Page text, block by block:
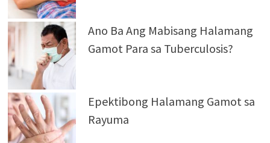
Ano Ba Ang Mabisang Halamang
Gamot Para sa Tuberculosis?
Epektibong Halamang Gamot sa
Rayuma